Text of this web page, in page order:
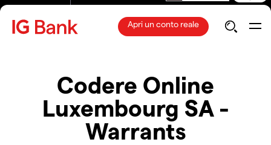
Apri un conto reale
Codere Online
Luxembourg SA -
Warrants